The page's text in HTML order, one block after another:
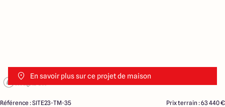
En savoir plus sur ce projet de maison
Référence : SITE23-TM-35 Prix terrain : 63 440 €